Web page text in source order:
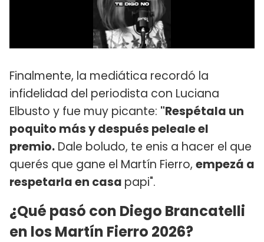
Finalmente, la mediática recordó la
infidelidad del periodista con Luciana
Elbusto y fue muy picante: "Respétala un
poquito más y después peleale el
premio. Dale boludo, te enis a hacer el que
querés que gane el Martín Fierro, empezá a
respetarla en casa papi".
¿Qué pasó con Diego Brancatelli
en los Martín Fierro 2026?